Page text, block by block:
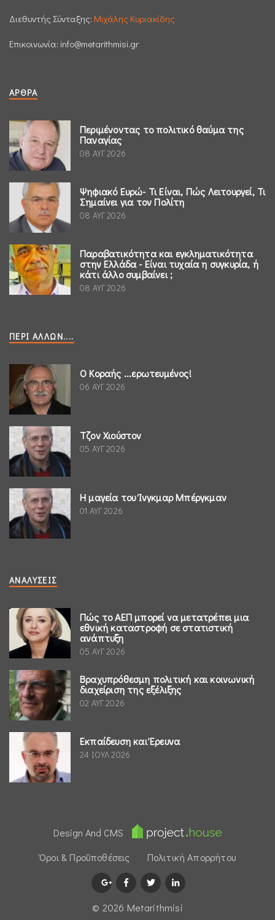
Διεθυντής Σύνταξης: Μιχάλης Κυριακίδης
Επικοινωνία: info@metarithmisi.gr
ΆΡΘΡΑ
Περιμένοντας το πολιτικό θαύμα της
Παναγίας
08 ΑΥΓ 2026
Ψηφιακό Ευρώ- Τι Είναι, Πώς Λειτουργεί, Τι
Σημαίνει για τον Πολίτη
08 ΑΥΓ 2026
Παραβατικότητα και εγκληματικότητα
στην Ελλάδα - Είναι τυχαία η συγκυρία, ή
κάτι άλλο συμβαίνει ;
08 ΑΥΓ 2026
ΠΕΡΊ ΆΛΛΩΝ....
Ο Κοραής ...ερωτευμένος!
06 ΑΥΓ 2026
Τζον Χιούστον
05 ΑΥΓ 2026
Η μαγεία του Ίνγκμαρ Μπέργκμαν
01 ΑΥΓ 2026
ΑΝΑΛΎΣΕΙΣ
Πώς το ΑΕΠ μπορεί να μετατρέπει μια
εθνική καταστροφή σε στατιστική
ανάπτυξη
05 ΑΥΓ 2026
Βραχυπρόθεσμη πολιτική και κοινωνική
διαχείριση της εξέλιξης
02 ΑΥΓ 2026
Εκπαίδευση και Έρευνα
24 ΙΟΥΛ 2026
Design And CMS
Όροι & Προϋποθέσεις
Πολιτική Απορρήτου
© 2026 Μetarithmisi